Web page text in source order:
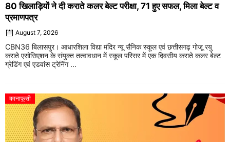
80 खिलाड़ियों ने दी कराते कलर बेल्ट परीक्षा, 71 हुए सफल, मिला बेल्ट व
प्रमाणपत्र
August 7, 2026
CBN36 बिलासपुर। आधारशिला विद्या मंदिर न्यू सैनिक स्कूल एवं छत्तीसगढ़ गोजू रयु
कराते एसोसिएशन के संयुक्त तत्वावधान में स्कूल परिसर में एक दिवसीय कराते कलर बेल्ट
ग्रेडिंग एवं एडवांस ट्रेनिंग ...
कानाफूसी